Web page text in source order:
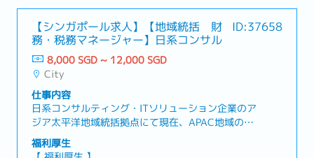
【シンガポール求人】【地域統括 財
務・税務マネージャー】日系コンサル
ID:37658
8,000 SGD ~ 12,000 SGD
City
仕事内容
日系コンサルティング・ITソリューション企業のア
ジア太平洋地域統括拠点にて現在、APAC地域のグ
ループ会社に対し、税務アドバイザリーおよび財務
管理を担う地域統括 財務・税務マネージャー
福利厚生